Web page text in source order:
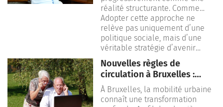
santé, cette transition vers une
ville plus inclusive devient un
enjeu central pour les années à
venir.
réalité structurante. Comme
dans de nombreuses grandes
métropoles européennes, la
proportion de personnes âgées
augmente, posant de nouveaux
défis en matière d’urbanisme,
de mobilité, de santé et de
cohésion sociale. Dans ce
contexte, le concept de “ville
amie des seniors”, promu
Adopter cette approche ne
relève pas uniquement d’une
politique sociale, mais d’une
véritable stratégie d’avenir
visant à améliorer la qualité de
vie de l’ensemble des citoyens.
Nouvelles règles de
circulation à Bruxelles :
impact pour les seniors
À Bruxelles, la mobilité urbaine
connaît une transformation